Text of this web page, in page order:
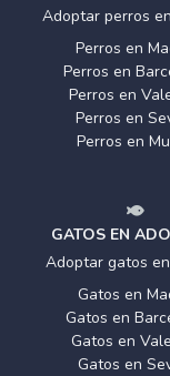
Adoptar perros
Perros en
Perros en
Perros en
Perros en
Perros en
GATOS EN
Adoptar gatos
Gatos en
Gatos en
Gatos en
Gatos en